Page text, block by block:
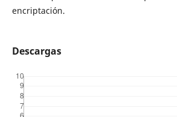
encriptación.
Descargas